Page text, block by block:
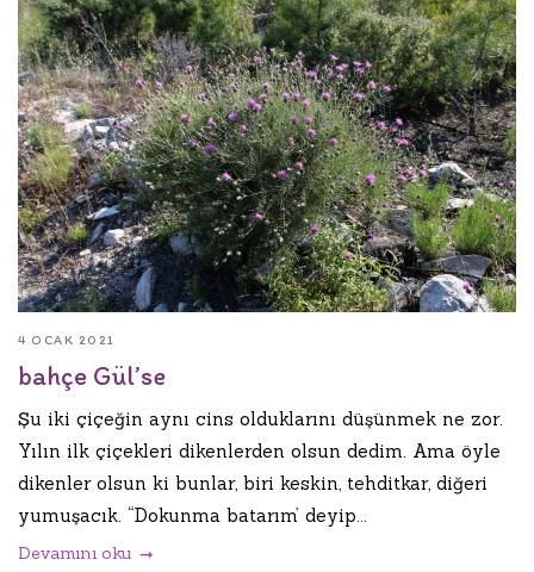
4 OCAK 2021
bahçe Gül’se
Şu iki çiçeğin aynı cins olduklarını düşünmek ne zor.
Yılın ilk çiçekleri dikenlerden olsun dedim. Ama öyle
dikenler olsun ki bunlar, biri keskin, tehditkar, diğeri
yumuşacık. “Dokunma batarım’ deyip...
Devamını oku